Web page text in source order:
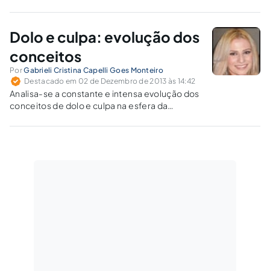
Júri.
Dolo e culpa: evolução dos
conceitos
PorGabrieli Cristina Capelli Goes Monteiro
Destacado em 02 de Dezembro de 2013 às 14:42
Analisa-se a constante e intensa evolução dos
conceitos de dolo e culpa na esfera da
história.